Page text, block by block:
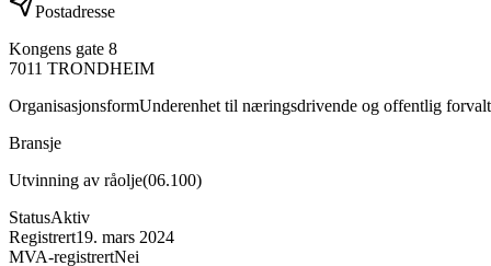
Postadresse
Kongens gate 8
7011 TRONDHEIM
OrganisasjonsformUnderenhet til næringsdrivende og offentlig
Bransje
Utvinning av råolje(06.100)
StatusAktiv
Registrert19. mars 2024
MVA-registrertNei